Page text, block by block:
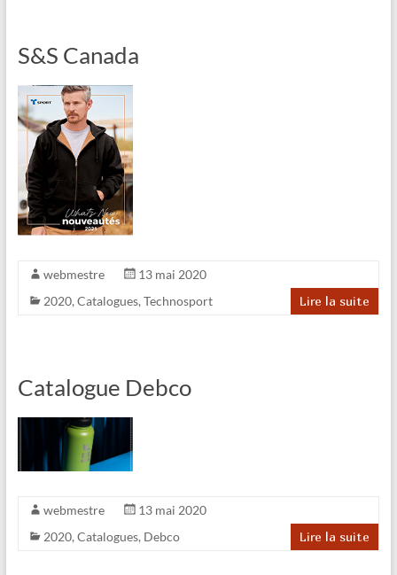
S&S Canada
webmestre
13 mai 2020
2020, Catalogues, Technosport Lire la suite
Catalogue Debco
webmestre
13 mai 2020
2020, Catalogues, Debco Lire la suite